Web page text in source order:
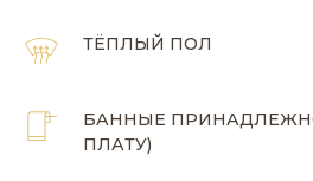
ТЁПЛЫЙ ПОЛ
БАННЫЕ
ПЛАТУ)